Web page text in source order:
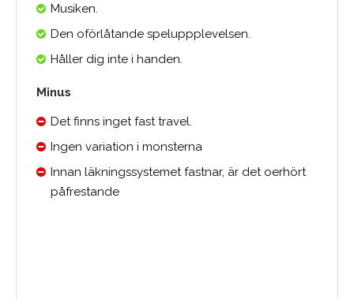
Musiken.
Den oförlåtande speluppplevelsen.
Håller dig inte i handen.
Minus
Det finns inget fast travel.
Ingen variation i monsterna
Innan läkningssystemet fastnar, är det oerhört
påfrestande